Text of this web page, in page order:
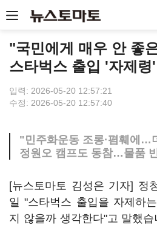
"국민에게 매우 안 좋
스타벅스 출입 '자제령'
입력: 2026-05-20 12:57:21
수정: 2026-05-20 12:57:40
"민주화운동 조롱·폄훼에…
정원오 캠프도 동참…물품
[뉴스토마토 김성은 기자] 정
일 "스타벅스 출입을 자제하
지 않을까 생각한다"고 말했